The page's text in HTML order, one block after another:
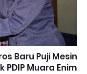
Baru Puji Mesin
PDIP Muara Enim.